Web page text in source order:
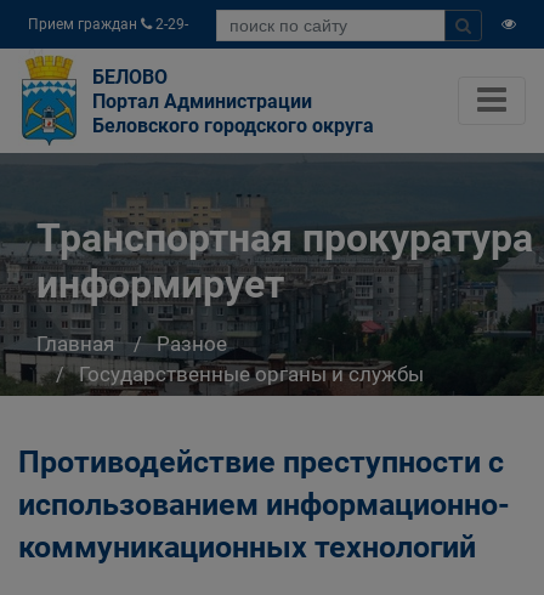
Прием граждан
2-29-
04
БЕЛОВО
Портал Администрации
Беловского городского округа
Транспортная прокуратура
информирует
Главная
Разное
Государственные органы и службы
информируют
Противодействие преступности с
использованием информационно-
коммуникационных технологий